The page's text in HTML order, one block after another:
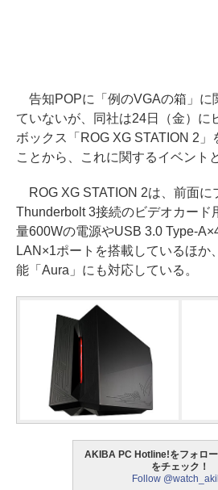
告知POPに「例のVGAの箱」に
ていないが、同社は24日（金）に
ボックス「ROG XG STATION 2」
ことから、これに関するイベント
ROG XG STATION 2は、前面に
Thunderbolt 3接続のビデオカード
量600Wの電源やUSB 3.0 Type-
LAN×1ポートを搭載しているほか
能「Aura」にも対応している。
AKIBA PC Hotline!をフォロ
をチェック！
Follow